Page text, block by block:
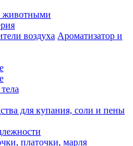
животными
Ароматизатор и
для купания, соли и пены
платочки, марля